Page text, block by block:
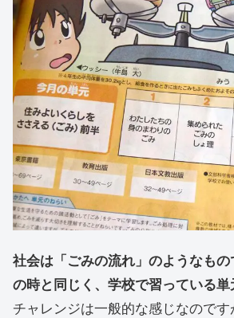
社会は「ごみの流れ」のようなも
の時と同じく、学校で習っている単
チャレンジは一般的な感じなので